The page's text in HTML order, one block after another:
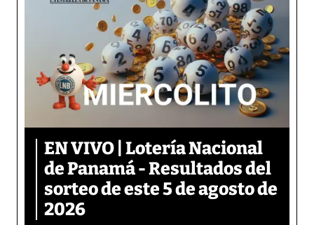
EN VIVO | Lotería Nacional
de Panamá - Resultados del
sorteo de este 5 de agosto de
2026